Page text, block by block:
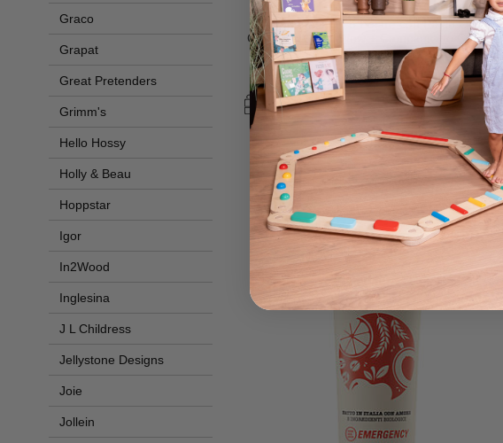
Graco
Grapat
Great Pretenders
Grimm's
Hello Hossy
Holly & Beau
Hoppstar
Igor
In2Wood
Inglesina
J L Childress
Jellystone Designs
Joie
Jollein
La Saponaria
Salvadanaio Orso Polare con Patch Occhi +
Contorno Occhi Wow + Campioncino Contorno
Occhi Lift&Restore - Latta
25,80 €